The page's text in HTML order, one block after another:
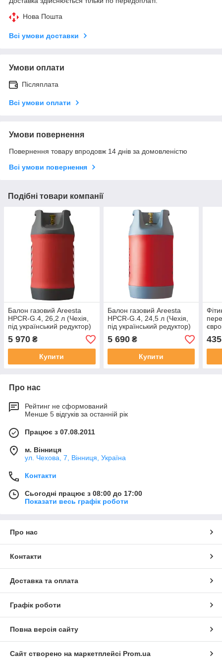
Нова Пошта
Всі умови доставки
Умови оплати
Післяплата
Всі умови оплати
Умови повернення
Повернення товару впродовж 14 днів за домовленістю
Всі умови повернення
Подібні товари компанії
Балон газовий Areesta
HPCR-G.4, 26,2 л (Чехія,
під український редуктор)
5 970 ₴
Купити
Балон газовий Areesta
HPCR-G.4, 24,5 л (Чехія,
під український редуктор)
5 690₴
Купити
435
Про нас
Рейтинг не сформований
Менше 5 відгуків за останній рік
Працює з 07.08.2011
м. Вінниця
ул. Чехова, 7, Вінниця, Україна
Контакти
Сьогодні працює з 08:00 до 17:00
Показати весь графік роботи
Про нас
Контакти
Доставка та оплата
Графік роботи
Повна версія сайту
Сайт створено на маркетплейсі Prom.ua